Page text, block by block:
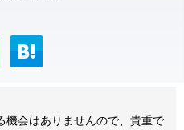
機会はありませんので、貴重で